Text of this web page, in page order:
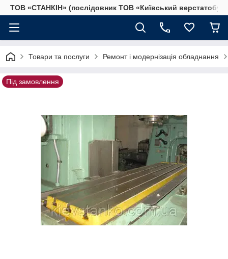
ТОВ «СТАНКІН» (послідовник ТОВ «Київський
Товари та послуги Ремонт і модернізація обладнання
Під замовлення